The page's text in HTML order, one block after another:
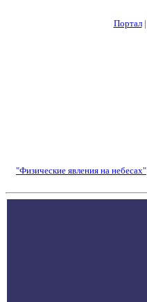
Портал|
"Физические явления на небесах"